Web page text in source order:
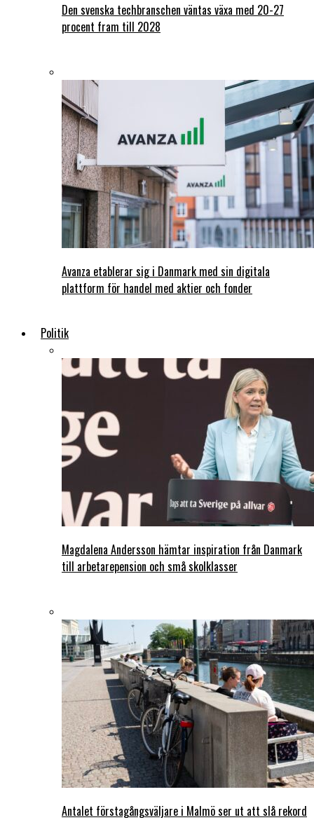
Den svenska techbranschen väntas växa med 20-27
procent fram till 2028
Avanza etablerar sig i Danmark med sin digitala
plattform för handel med aktier och fonder
Politik
Magdalena Andersson hämtar inspiration från Danmark
till arbetarepension och små skolklasser
Antalet förstagångsväljare i Malmö ser ut att slå rekord